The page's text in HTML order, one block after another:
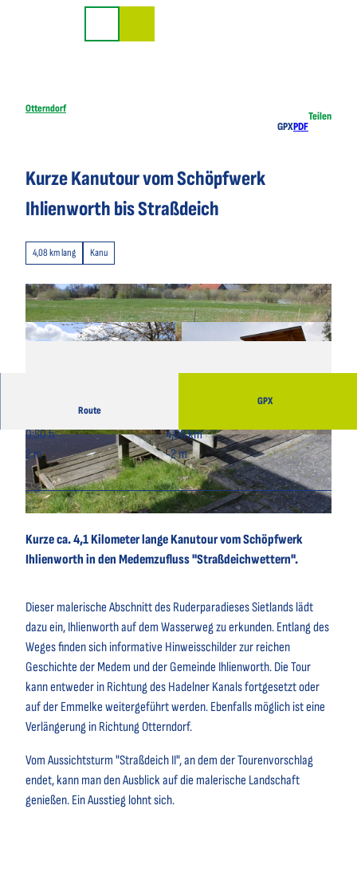
Otterndorf
GPXPDF
Teilen
Kurze Kanutour vom Schöpfwerk
Ihlienworth bis Straßdeich
4,08 km lang Kanu
© A. Brüning, Tourist-Information Wingst |
CC-BY
© A.Brüning, Tourist-Information Wingst |
CC-BY
Route
GPX
0:50 h
4,08 km
2 m
-2 m
Kurze ca. 4,1 Kilometer lange Kanutour vom Schöpfwerk
Ihlienworth in den Medemzufluss "Straßdeichwettern".
Dieser malerische Abschnitt des Ruderparadieses Sietlands lädt
dazu ein, Ihlienworth auf dem Wasserweg zu erkunden. Entlang des
Weges finden sich informative Hinweisschilder zur reichen
Geschichte der Medem und der Gemeinde Ihlienworth. Die Tour
kann entweder in Richtung des Hadelner Kanals fortgesetzt oder
auf der Emmelke weitergeführt werden. Ebenfalls möglich ist eine
Verlängerung in Richtung Otterndorf.
Vom Aussichtsturm "Straßdeich II", an dem der Tourenvorschlag
endet, kann man den Ausblick auf die malerische Landschaft
genießen. Ein Ausstieg lohnt sich.